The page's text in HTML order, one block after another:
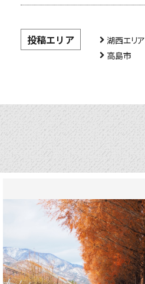
投稿エリア
湖西エリア
高島市